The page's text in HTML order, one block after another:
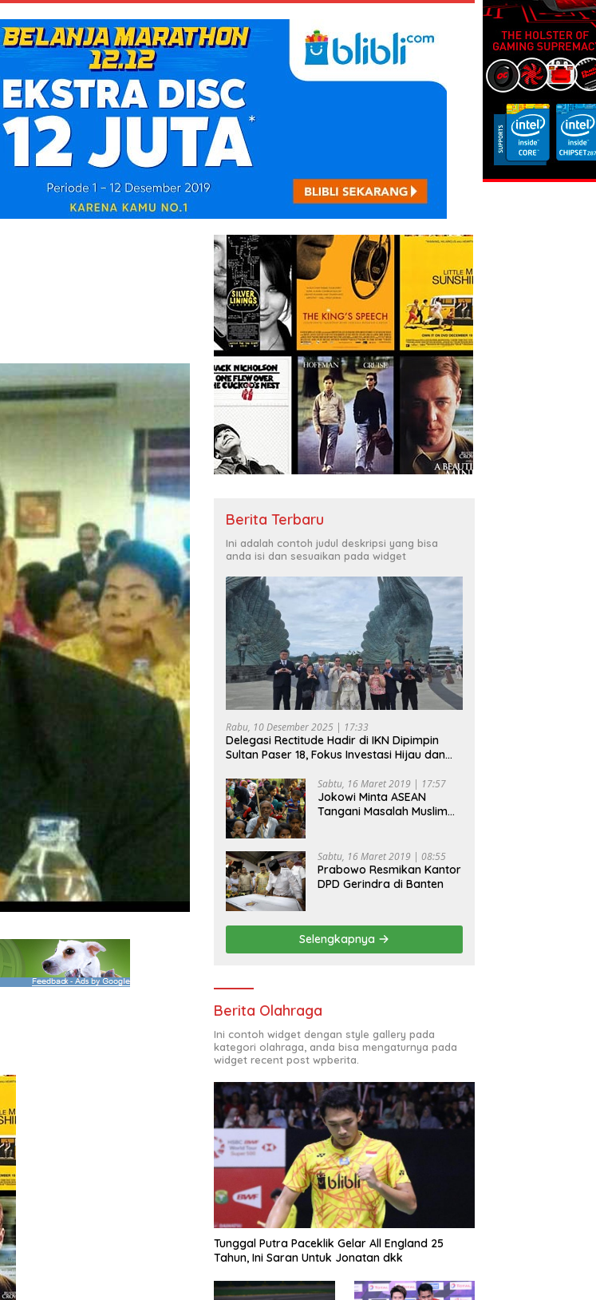
Berita Terbaru
Ini adalah contoh judul deskripsi yang bisa
anda isi dan sesuaikan pada widget
Rabu, 10 Desember 2025 | 17:33
Delegasi Rectitude Hadir di IKN Dipimpin
Sultan Paser 18, Fokus Investasi Hijau dan
Sabtu, 16 Maret 2019 | 17:57
Jokowi Minta ASEAN
Tangani Masalah Muslim
Sabtu, 16 Maret 2019 | 08:55
Prabowo Resmikan Kantor
DPD Gerindra di Banten
Selengkapnya
Berita Olahraga
Ini contoh widget dengan style gallery pada
kategori olahraga, anda bisa mengaturnya pada
widget recent post wpberita.
Tunggal Putra Paceklik Gelar All England 25
Tahun, Ini Saran Untuk Jonatan dkk